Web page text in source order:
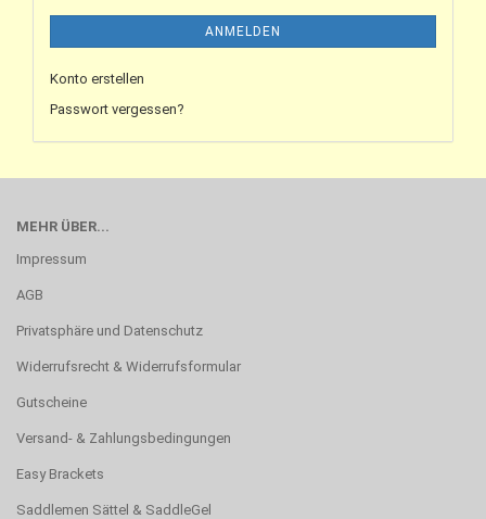
ANMELDEN
Konto erstellen
Passwort vergessen?
MEHR ÜBER...
Impressum
AGB
Privatsphäre und Datenschutz
Widerrufsrecht & Widerrufsformular
Gutscheine
Versand- & Zahlungsbedingungen
Easy Brackets
Saddlemen Sättel & SaddleGel